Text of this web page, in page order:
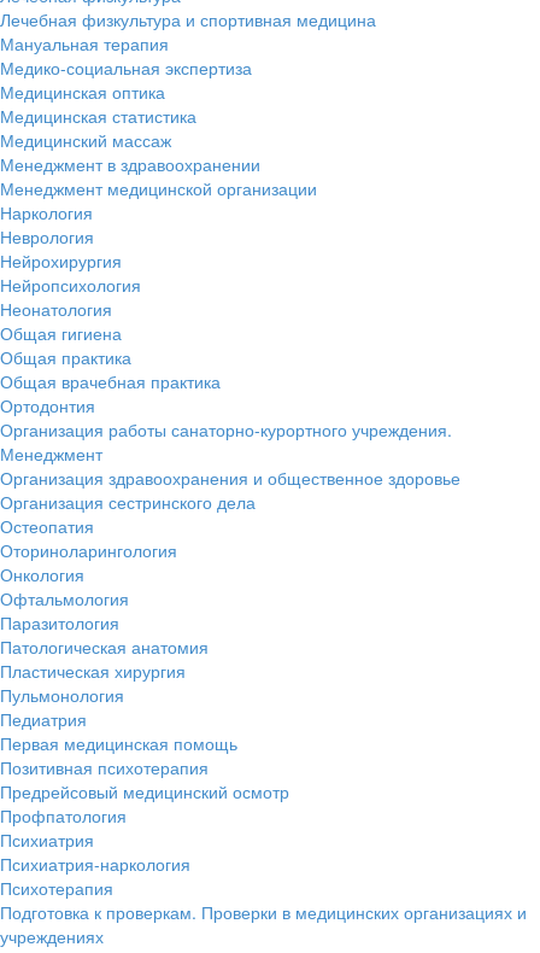
Лечебная физкультура и спортивная медицина
Мануальная терапия
Медико-социальная экспертиза
Медицинская оптика
Медицинская статистика
Медицинский массаж
Менеджмент в здравоохранении
Менеджмент медицинской организации
Наркология
Неврология
Нейрохирургия
Нейропсихология
Неонатология
Общая гигиена
Общая практика
Общая врачебная практика
Ортодонтия
Организация работы санаторно-курортного учреждения.
Менеджмент
Организация здравоохранения и общественное здоровье
Организация сестринского дела
Остеопатия
Оториноларингология
Онкология
Офтальмология
Паразитология
Патологическая анатомия
Пластическая хирургия
Пульмонология
Педиатрия
Первая медицинская помощь
Позитивная психотерапия
Предрейсовый медицинский осмотр
Профпатология
Психиатрия
Психиатрия-наркология
Психотерапия
Подготовка к проверкам. Проверки в медицинских организациях и
учреждениях